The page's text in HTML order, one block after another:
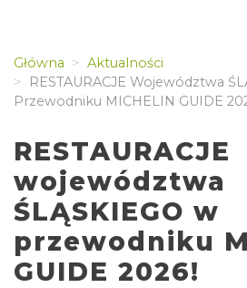
Główna
Aktualności
RESTAURACJE Województwa
Przewodniku MICHELIN GUIDE
RESTAURACJE
województwa
ŚLĄSKIEGO w
przewodniku
GUIDE 2026!